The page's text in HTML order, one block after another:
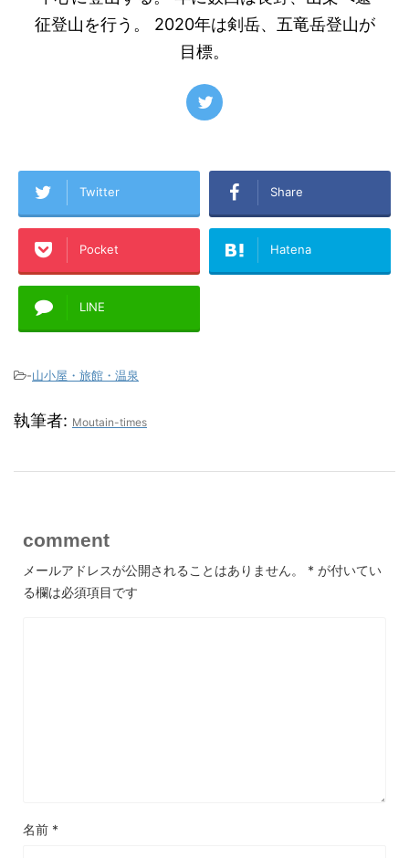
征登山を行う。 2020年は剣岳、五竜岳登山が
目標。
Twitter Share
Pocket Hatena
LINE
-山小屋・旅館・温泉
執筆者: Moutain-times
comment
メールアドレスが公開されることはありません。 * が付いてい
る欄は必須項目です
名前 *